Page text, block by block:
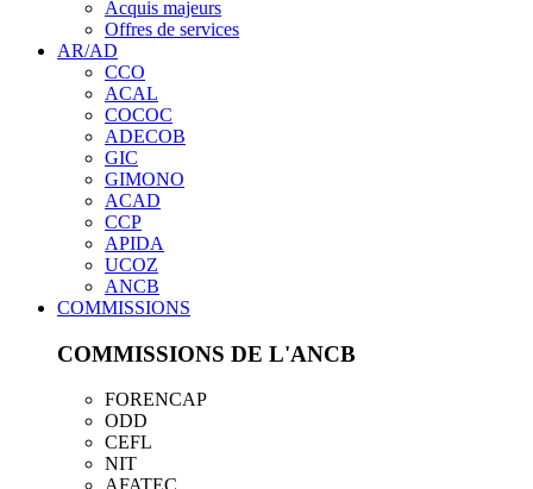
Acquis majeurs
Offres de services
AR/AD
CCO
ACAL
COCOC
ADECOB
GIC
GIMONO
ACAD
CCP
APIDA
UCOZ
ANCB
COMMISSIONS
COMMISSIONS DE L'ANCB
FORENCAP
ODD
CEFL
NIT